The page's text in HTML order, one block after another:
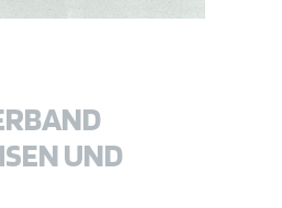
UND